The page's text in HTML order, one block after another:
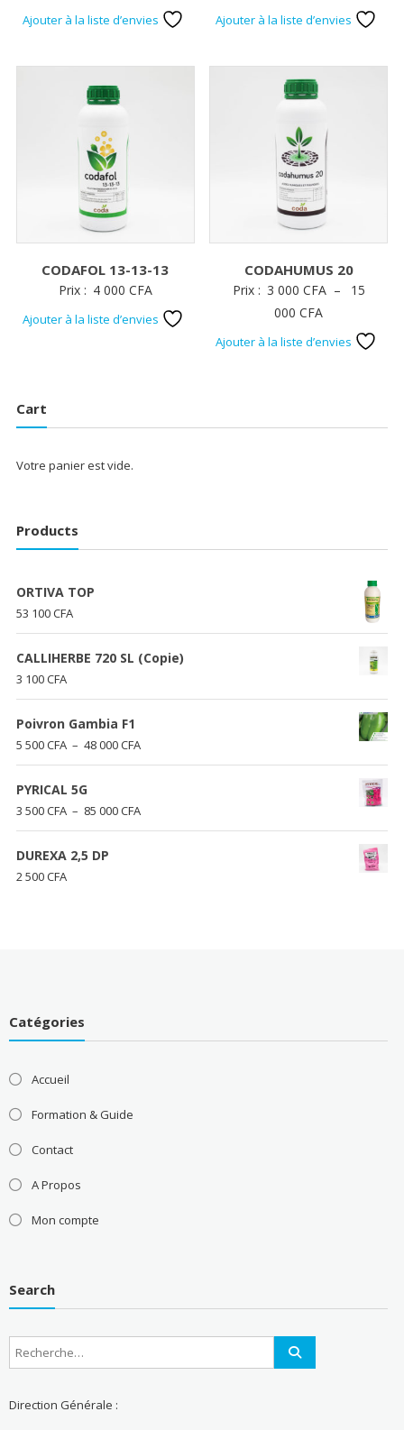
Ajouter à la liste d’envies Ajouter à la liste d’envies
CODAFOL 13-13-13
Prix : 4 000 CFA
Ajouter à la liste d’envies
CODAHUMUS 20
Prix : 3 000 CFA –
15
000CFAPlage
de
à
Ajouter à la liste d’envies
Cart
Votre panier est vide.
Products
ORTIVA TOP
53 100CFA
CALLIHERBE 720 SL (Copie)
3 100CFA
Poivron Gambia F1
5 500CFA – 48 000CFAPlage
de
500 CFA
PYRICAL 5G
3 500CFA – 85 000CFAPlage
de
DUREXA 2,5 DP
2 500CFA
Catégories
Accueil
Formation & Guide
Contact
A Propos
Mon compte
Search
Direction Générale :